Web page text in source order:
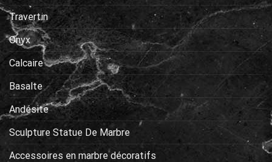
Travertin
Onyx
Calcaire
Basalte
Andésite
Sculpture Statue De Marbre
Accessoires en marbre décoratifs